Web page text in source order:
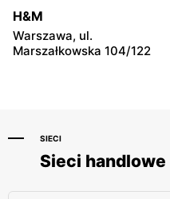
H&M
Warszawa, ul.
Marszałkowska 104/122
SIECI
Sieci handlowe